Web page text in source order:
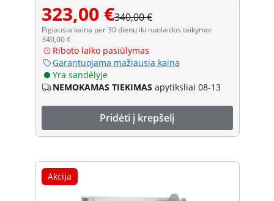
323,00 €340,00 €
Pigiausia kaina per 30 dienų iki nuolaidos taikymo:
340,00 €
Riboto laiko pasiūlymas
Garantuojama mažiausia kaina
Yra sandėlyje
NEMOKAMAS TIEKIMAS apytiksliai 08-13
Pridėti į krepšelį
Akcija